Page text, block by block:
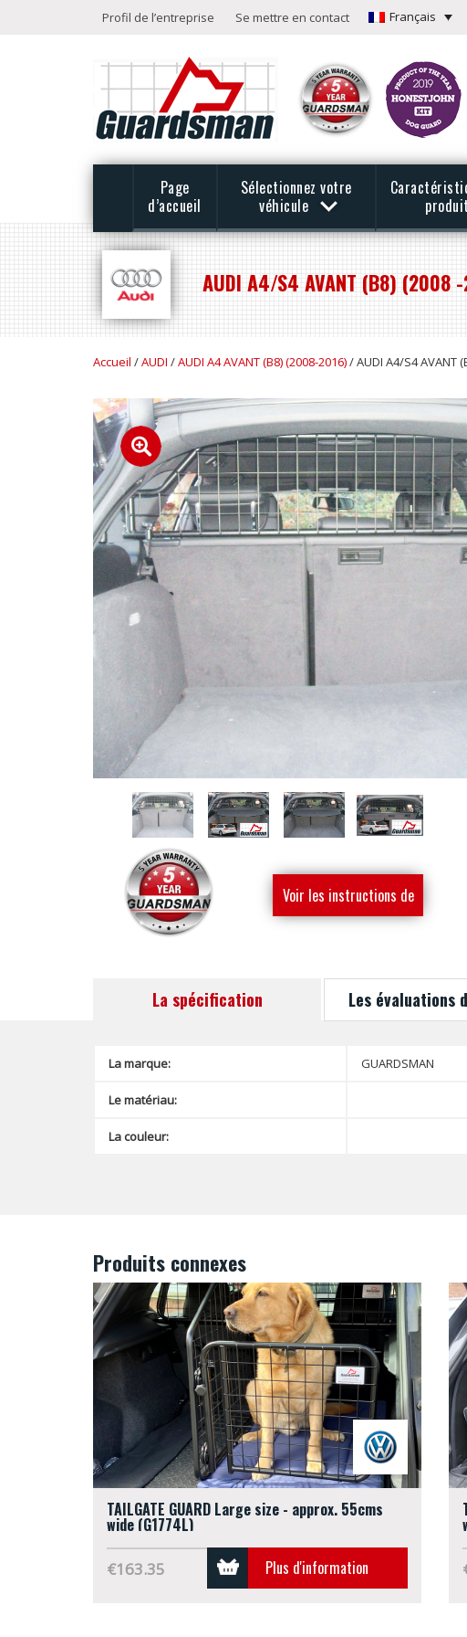
Profil de l’entreprise Se mettre en contact Français
Page
d’accueil
Sélectionnez votre
véhicule
AUDI A4/S4 AVANT (B8) (2008 -
Accueil /AUDI /AUDI A4 AVANT (B8) (2008-2016)/ AUDI A4/S4 AVANT
Voir les instructions de
La spécification Les évaluations
La marque: GUARDSMAN
Le matériau:
La couleur:
Produits connexes
TAILGATE GUARD Large size - approx. 55cms
wide (G1774L)
€163.35 Plus d'information